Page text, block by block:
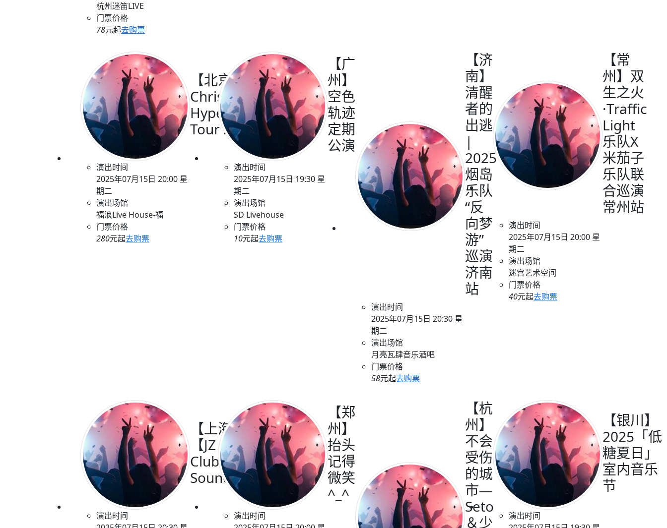
杭州迷笛LIVE
门票价格
78元起去购票
【北京】
Chris James
Hyperbloom
Tour 2025
演出时间
2025年07月15日 20:00 星
期二
演出场馆
福浪Live House-福
门票价格
280元起去购票
【广
州】
空色
轨迹
定期
公演
演出时间
2025年07月15日 19:30 星
期二
演出场馆
SD Livehouse
门票价格
10元起去购票
【济
南】
清醒
者的
出逃
|
2025
烟岛
乐队
“反
向梦
游”
巡演
济南
站
演出时间
2025年07月15日 20:30 星
期二
演出场馆
月亮瓦肆音乐酒吧
门票价格
58元起去购票
【常
州】双
生之火
·Traffic
Light
乐队X
米茄子
乐队联
合巡演
常州站
演出时间
2025年07月15日 20:00 星
期二
演出场馆
迷宫艺术空间
门票价格
40元起去购票
【上海】
【JZ
Club】The
Soundbase
演出时间
【郑
州】
抬头
记得
微笑
^_^
演出时间
【杭
州】
不会
受伤
的城
市—
Seto
＆少
【银川】
2025「低
糖夏日」
室内音乐
节
演出时间